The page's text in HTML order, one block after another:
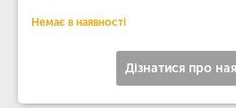
Немає в наявності
Дізнатися про